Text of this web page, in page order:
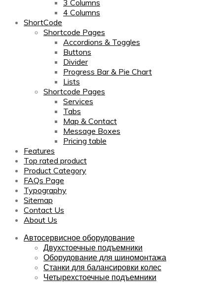
3 Columns
4 Columns
ShortCode
Shortcode Pages
Accordions & Toggles
Buttons
Divider
Progress Bar & Pie Chart
Lists
Shortcode Pages
Services
Tabs
Map & Contact
Message Boxes
Pricing table
Features
Top rated product
Product Category
FAQs Page
Typography
Sitemap
Contact Us
About Us
Автосервисное оборудование
Двухстоечные подъемники
Оборудование для шиномонтажа
Станки для балансировки колес
Четырехстоечные подъемники